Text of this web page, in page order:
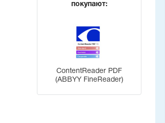
покупают:
ContentReader PDF
(ABBYY FineReader)